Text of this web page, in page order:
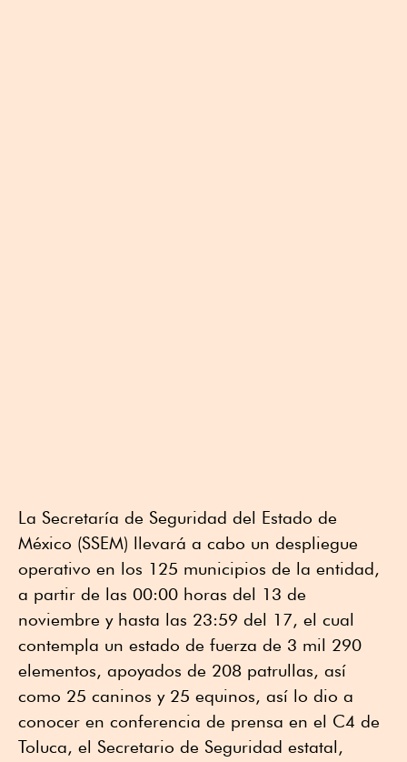
La Secretaría de Seguridad del Estado de
México (SSEM) llevará a cabo un despliegue
operativo en los 125 municipios de la entidad,
a partir de las 00:00 horas del 13 de
noviembre y hasta las 23:59 del 17, el cual
contempla un estado de fuerza de 3 mil 290
elementos, apoyados de 208 patrullas, así
como 25 caninos y 25 equinos, así lo dio a
conocer en conferencia de prensa en el C4 de
Toluca, el Secretario de Seguridad estatal,